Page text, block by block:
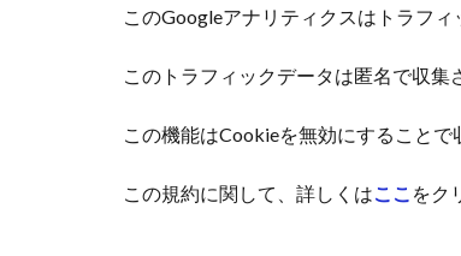
このGoogleアナリティクスはトラフ
このトラフィックデータは匿名で収集
この機能はCookieを無効にすること
この規約に関して、詳しくはここ をク